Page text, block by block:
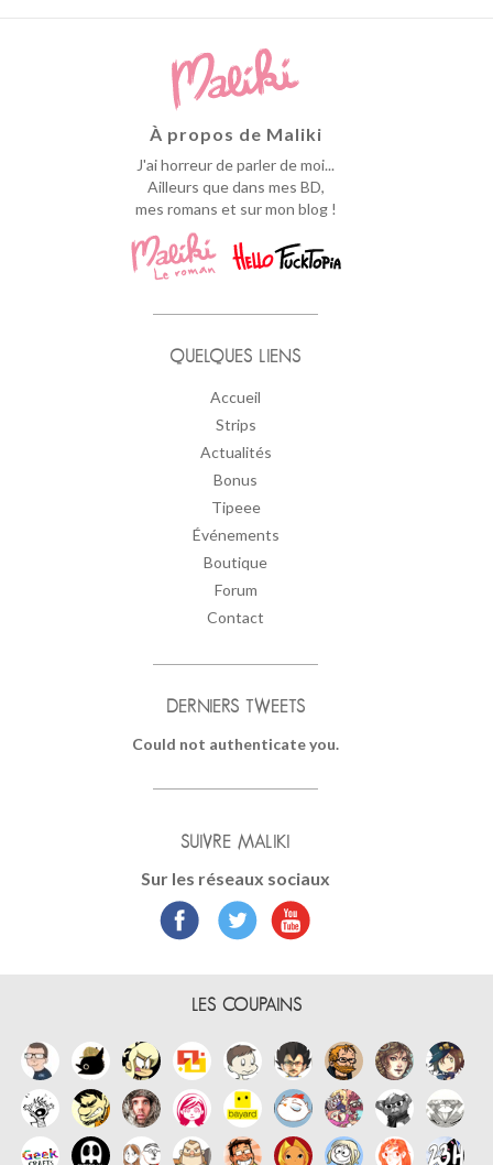
À propos de Maliki
J'ai horreur de parler de moi...
Ailleurs que dans mes BD,
mes romans et sur mon blog !
QUELQUES LIENS
Accueil
Strips
Actualités
Bonus
Tipeee
Événements
Boutique
Forum
Contact
DERNIERS TWEETS
Could not authenticate you.
SUIVRE MALIKI
Sur les réseaux sociaux
LES COUPAINS